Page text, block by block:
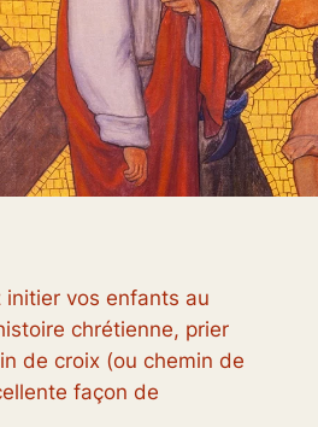
initier vos enfants au
chrétienne, prier
de croix (ou chemin de
façon de